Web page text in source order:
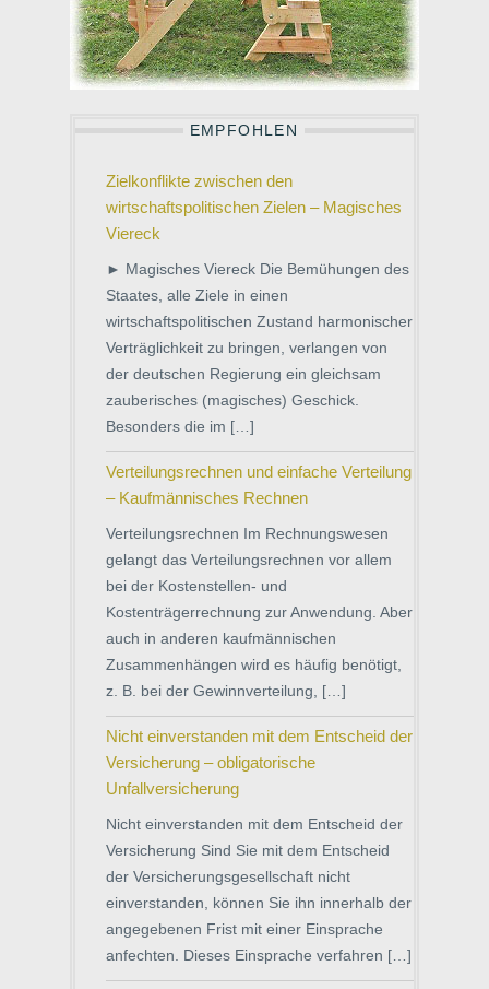
EMPFOHLEN
Zielkonflikte zwischen den
wirtschaftspolitischen Zielen – Magisches
Viereck
► Magisches Viereck Die Bemühungen des
Staates, alle Ziele in einen
wirtschaftspolitischen Zustand harmonischer
Verträglichkeit zu bringen, verlangen von
der deutschen Regierung ein gleichsam
zauberisches (magisches) Geschick.
Besonders die im […]
Verteilungsrechnen und einfache Verteilung
– Kaufmännisches Rechnen
Verteilungsrechnen Im Rechnungswesen
gelangt das Verteilungsrechnen vor allem
bei der Kostenstellen- und
Kostenträgerrechnung zur Anwendung. Aber
auch in anderen kaufmännischen
Zusammenhängen wird es häufig benötigt,
z. B. bei der Gewinnverteilung, […]
Nicht einverstanden mit dem Entscheid der
Versicherung – obligatorische
Unfallversicherung
Nicht einverstanden mit dem Entscheid der
Versicherung Sind Sie mit dem Entscheid
der Versicherungsgesellschaft nicht
einverstanden, können Sie ihn innerhalb der
angegebenen Frist mit einer Einsprache
anfechten. Dieses Einsprache verfahren […]